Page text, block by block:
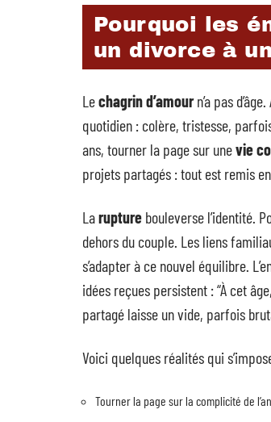
Pourquoi les
un divorce à
Lechagrin d’amourn’a pas
quotidien : colère, tristesse,
ans, tourner la page sur unevie
projets partagés : tout est remis
Larupture bouleverse l’identité.
dehors du couple. Les liens
s’adapter à ce nouvel équilibre.
idées reçues persistent : “À cet
partagé laisse un vide, parfois
Voici quelques réalités qui
Tourner la page sur la complicité de